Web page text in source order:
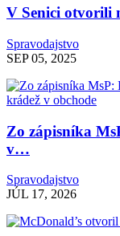
V Senici otvorili
Spravodajstvo
SEP 05, 2025
Zo zápisníka
v…
Spravodajstvo
JÚL 17, 2026